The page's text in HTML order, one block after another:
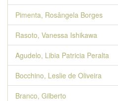
Pimenta, Rosângela Borges
Rasoto, Vanessa Ishikawa
Agudelo, Libia Patricia Peralta
Bocchino, Leslie de Oliveira
Branco, Gilberto